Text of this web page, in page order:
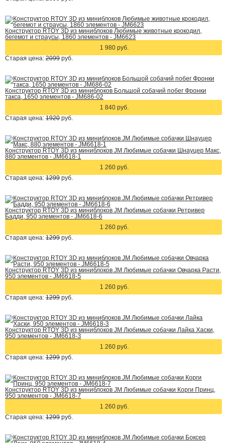
Конструктор RTOY 3D из миниблоков Любимые животные крокодил,
бегемот и страусы, 1860 элементов - JM6623
1 980 руб.
Старая цена: 2099 руб.
Конструктор RTOY 3D из миниблоков Большой собачий побег Фронки
такса, 1650 элементов - JM686-02
1 840 руб.
Старая цена: 1920 руб.
Конструктор RTOY 3D из миниблоков JM Любимые собачки Шнауцер Макс,
880 элементов - JM6618-1
1 260 руб.
Старая цена: 1299 руб.
Конструктор RTOY 3D из миниблоков JM Любимые собачки Ретривер
Бадди, 950 элементов - JM6618-6
1 260 руб.
Старая цена: 1299 руб.
Конструктор RTOY 3D из миниблоков JM Любимые собачки Овчарка Расти,
950 элементов - JM6618-5
1 260 руб.
Старая цена: 1299 руб.
Конструктор RTOY 3D из миниблоков JM Любимые собачки Лайка Хаски,
950 элементов - JM6618-3
1 260 руб.
Старая цена: 1299 руб.
Конструктор RTOY 3D из миниблоков JM Любимые собачки Корги Принц,
950 элементов - JM6618-7
1 260 руб.
Старая цена: 1299 руб.